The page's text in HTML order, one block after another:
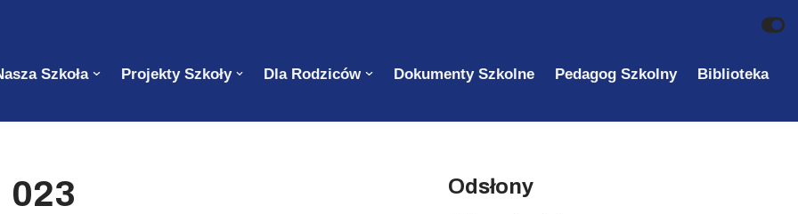
Szkoła Projekty Szkoły Dla Rodziców Dokumenty Szkolne Pedagog Szkolny
Biblioteka
023 Odsłony